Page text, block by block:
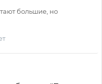
большие, но